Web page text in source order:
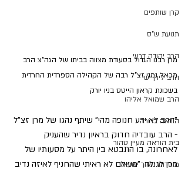
קרן שותפים
תנועת ש"ס
הרב יהודה דרעי
הרב לירן ישי
הרב שמואל אליהו
הוראה ברורה
בית הוראה מעיין טהור
מוסדות מאור ישראל
מרן רבנו הגדול בסעודת מצווה בביתו של הגה"צ הרב
מכאל נמני זצ"ל רבה של הקהילה הספרדית החרדית
בשכונת קראון הייטס בניו יורק
"הרב לא ידע חנופה מהי" שיתף נהגו של מרן זצ"ל
- הרב עובדיה חדוק בראיון נדיר שהעניק
לאחרונה, בו התבטא בין היתר על מסעותיו של
מרן לגולה, "מעולם לא ראיתי שהחניף לאיזה נדיב